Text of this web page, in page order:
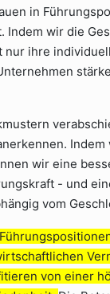
in
wir die
ihre
wir eine
- und
vom
von einer